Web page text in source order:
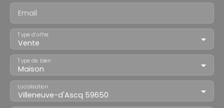
Email
Vente
Type d'offre
Maison
Type de bien
Villeneuve-d'Ascq 59650
Localisation